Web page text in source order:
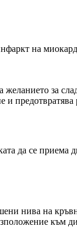
на
за
предотвратява
да се
нива на
към